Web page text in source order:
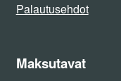
Palautusehdot
Maksutavat